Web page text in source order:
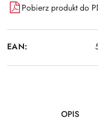
Pobierz produkt do
EAN:
OPIS